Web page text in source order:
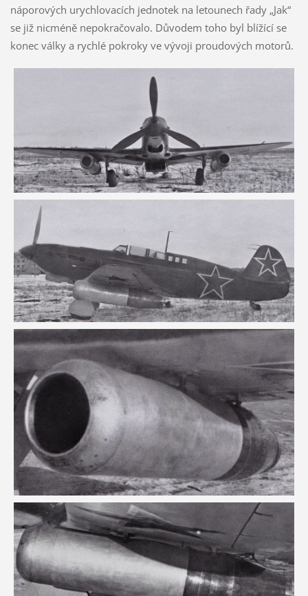
náporových urychlovacích jednotek na letounech řady „Jak“
se již nicméně nepokračovalo. Důvodem toho byl blížící se
konec války a rychlé pokroky ve vývoji proudových motorů.